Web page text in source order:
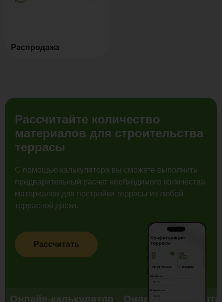
Распродажа
Рассчитайте количество
материалов для строительства
террасы
С помощью калькулятора вы сможете выполнить
предварительный расчет необходимого количества
материалов для постройки террасы из любой
террасной доски.
Рассчитать
Онлайн-калькулятор Онлайн-